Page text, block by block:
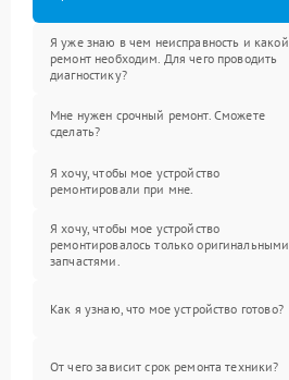
Я уже знаю в чем неисправность и какой
ремонт необходим. Для чего проводить
диагностику?
Мне нужен срочный ремонт. Сможете
сделать?
Я хочу, чтобы мое устройство
ремонтировали при мне.
Я хочу, чтобы мое устройство
ремонтировалось только оригинальными
запчастями.
Как я узнаю, что мое устройство готово?
От чего зависит срок ремонта техники?